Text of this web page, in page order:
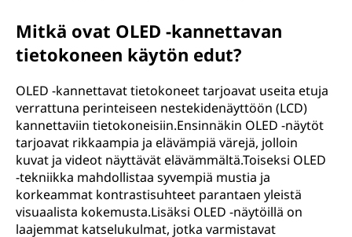
Mitkä ovat OLED -kannettavan
tietokoneen käytön edut?
OLED -kannettavat tietokoneet tarjoavat useita etuja
verrattuna perinteiseen nestekidenäyttöön (LCD)
kannettaviin tietokoneisiin.Ensinnäkin OLED -näytöt
tarjoavat rikkaampia ja elävämpiä värejä, jolloin
kuvat ja videot näyttävät elävämmältä.Toiseksi OLED
-tekniikka mahdollistaa syvempiä mustia ja
korkeammat kontrastisuhteet parantaen yleistä
visuaalista kokemusta.Lisäksi OLED -näytöillä on
laajemmat katselukulmat, jotka varmistavat